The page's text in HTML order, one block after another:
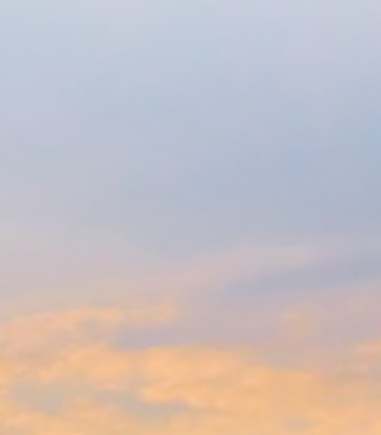
“La journée commence par une petite
découvrir la façade atlantique de la région. La vue
coquillages sur la réserve de Palmarin est